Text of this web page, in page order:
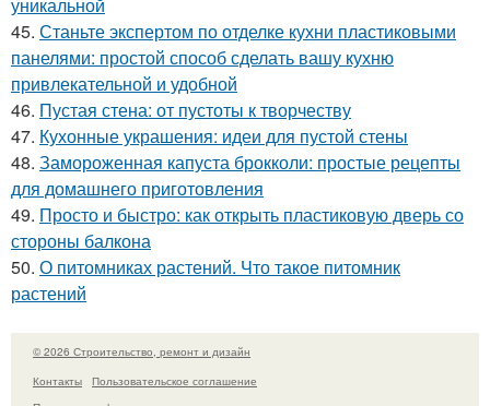
45. Станьте экспертом по отделке кухни пластиковыми
панелями: простой способ сделать вашу кухню
привлекательной и удобной
46. Пустая стена: от пустоты к творчеству
47. Кухонные украшения: идеи для пустой стены
48. Замороженная капуста брокколи: простые рецепты
для домашнего приготовления
49. Просто и быстро: как открыть пластиковую дверь со
стороны балкона
50. О питомниках растений. Что такое питомник
растений
© 2026 Строительство, ремонт и дизайн
Контакты
Пользовательское соглашение